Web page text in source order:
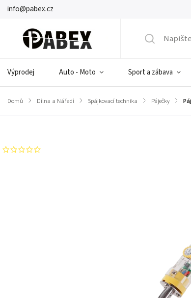
info@pabex.cz
Výprodej Auto - Moto Sport a zábava
Domů / Dílna a Nářadí / Spájkovací technika / Páječky /